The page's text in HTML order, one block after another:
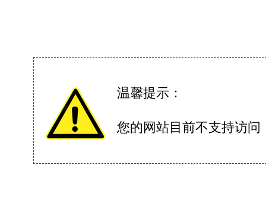
温馨提示：
您的网站目前不支持访